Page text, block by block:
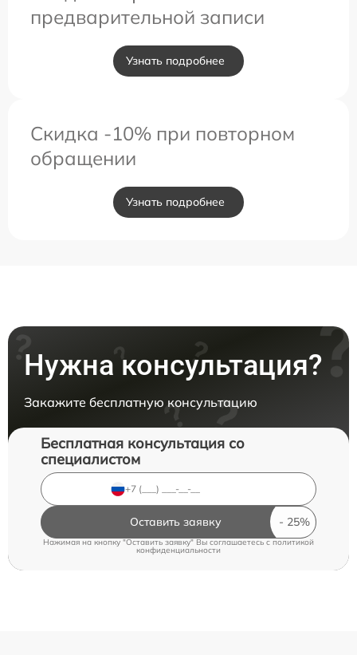
предварительной записи
Узнать подробнее
Скидка -10% при повторном
обращении
Узнать подробнее
Нужна консультация?
Закажите бесплатную консультацию
Бесплатная консультация со
специалистом
Оставить заявку
Нажимая на кнопку "Оставить заявку" Вы соглашаетесь cполитикой
конфиденциальности